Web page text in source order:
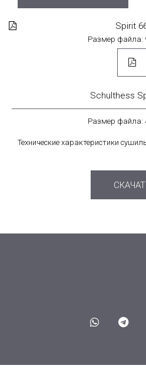
Spirit
Размер файла:
Schulthess
Размер файла:
Технические характеристики